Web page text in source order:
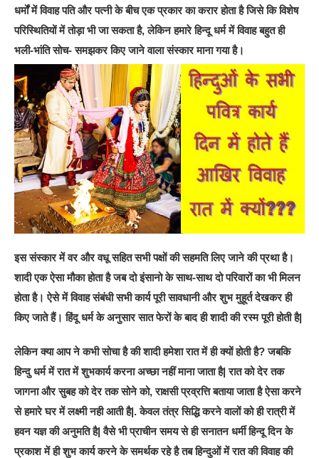
धर्मों में विवाह पति और पत्नी के बीच एक प्रकार का करार होता है जिसे कि विशेष
परिस्थितियों में तोड़ा भी जा सकता है, लेकिन हमारे हिन्दू धर्म में विवाह बहुत ही
भली-भांति सोच- समझकर किए जाने वाला संस्कार माना गया है।
इस संस्कार में वर और वधू सहित सभी पक्षों की सहमति लिए जाने की प्रथा है।
शादी एक ऐसा मौका होता है जब दो इंसानो के साथ-साथ दो परिवारों का भी मिलन
होता है। ऐसे में विवाह संबंधी सभी कार्य पूरी सावधानी और शुभ मुहूर्त देखकर ही
किए जाते हैं। हिंदू धर्म के अनुसार सात फेरों के बाद ही शादी की रस्म पूरी होती है|
लेकिन क्या आप ने कभी सोचा है की शादी हमेशा रात में ही क्यों होती है? जबकि
हिन्दु धर्म में रात में शुभकार्य करना अच्छा नहीं माना जाता है| रात को देर तक
जागना और सुबह को देर तक सोने को, राक्षसी प्रव्रत्ति बताया जाता है ऐसा करने
से हमारे घर में लक्ष्मी नही आती है|. केवल तंत्र सिद्धि करने वालों को ही रात्री में
हवन यज्ञ की अनुमति है| वैसे भी प्राचीन समय से ही सनातन धर्मी हिन्दू दिन के
प्रकाश में ही शुभ कार्य करने के समर्थक रहे है तब हिन्दुओं में रात की विवाह की